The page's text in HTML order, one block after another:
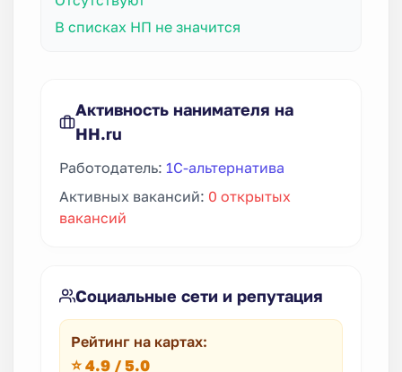
В списках НП не значится
Активность нанимателя на
HH.ru
Работодатель: 1C-альтернатива
Активных вакансий: 0 открытых
вакансий
Социальные сети и репутация
Рейтинг на картах:
⭐ 4.9 / 5.0